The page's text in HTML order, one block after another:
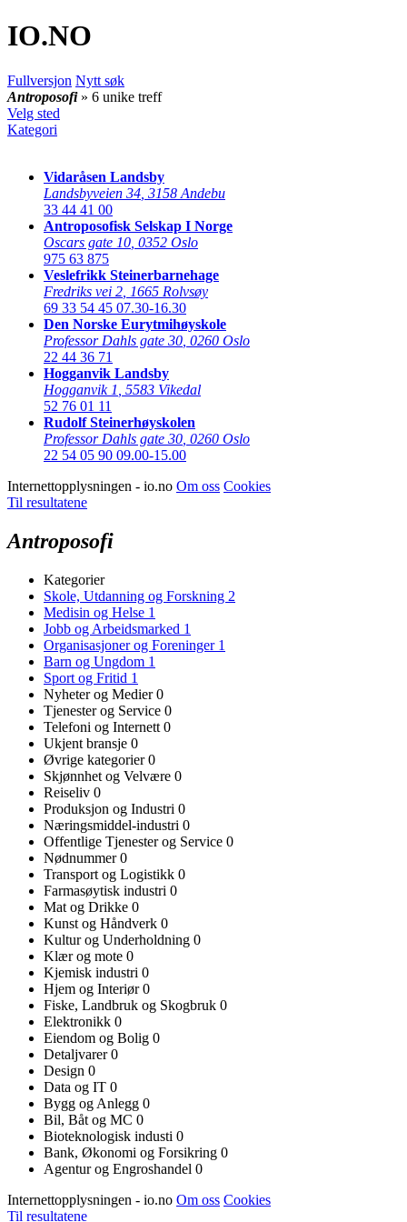
IO.NO
Fullversjon Nytt søk
Antroposofi » 6 unike treff
Velg sted
Kategori
Vidaråsen Landsby
Landsbyveien 34 3158 Andebu
33 44 41 00
Antroposofisk Selskap I Norge
Oscars gate 10 0352 Oslo
975 63 875
Veslefrikk Steinerbarnehage
Fredriks vei 2 1665 Rolvsøy
69 33 54 45 07.30-16.30
Den Norske Eurytmihøyskole
Professor Dahls gate 30 0260 Oslo
22 44 36 71
Hogganvik Landsby
Hogganvik 1 5583 Vikedal
52 76 01 11
Rudolf Steinerhøyskolen
Professor Dahls gate 30 0260 Oslo
22 54 05 90 09.00-15.00
Internettopplysningen - io.no Om oss Cookies
Til resultatene
Antroposofi
Kategorier
Skole, Utdanning og Forskning 2
Medisin og Helse 1
Jobb og Arbeidsmarked 1
Organisasjoner og Foreninger 1
Barn og Ungdom 1
Sport og Fritid 1
Nyheter og Medier0
Tjenester og Service 0
Telefoni og Internett 0
Ukjent bransje 0
Øvrige kategorier0
Skjønnhet og Velvære 0
Reiseliv 0
Produksjon og Industri 0
Næringsmiddel-industri 0
Offentlige Tjenester og Service 0
Nødnummer0
Transport og Logistikk 0
Farmasøytisk industri 0
Mat og Drikke 0
Kunst og Håndverk 0
Kultur og Underholdning 0
Klær og mote 0
Kjemisk industri 0
Hjem og Interiør0
Fiske, Landbruk og Skogbruk 0
Elektronikk 0
Eiendom og Bolig 0
Detaljvarer0
Design 0
Data og IT 0
Bygg og Anlegg 0
Bil, Båt og MC 0
Bioteknologisk industi 0
Bank, Økonomi og Forsikring 0
Agentur og Engroshandel 0
Internettopplysningen - io.no Om oss Cookies
Til resultatene